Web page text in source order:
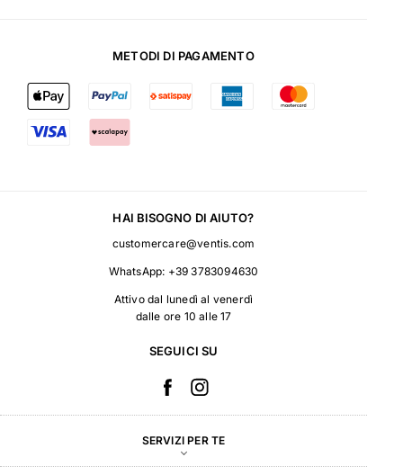
METODI DI PAGAMENTO
HAI BISOGNO DI AIUTO?
customercare@ventis.com
WhatsApp: +39 3783094630
Attivo dal lunedì al venerdì
dalle ore 10 alle 17
SEGUICI SU
SERVIZI PER TE